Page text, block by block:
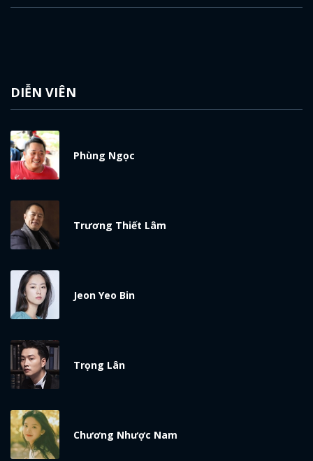
DIỄN VIÊN
Phùng Ngọc
Trương Thiết Lâm
Jeon Yeo Bin
Trọng Lân
Chương Nhược Nam